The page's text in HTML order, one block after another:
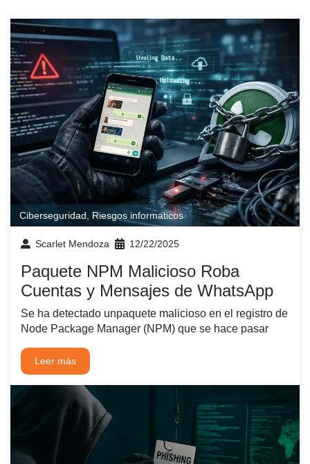
Ciberseguridad, Riesgos informaticos
Scarlet Mendoza 12/22/2025
Paquete NPM Malicioso Roba
Cuentas y Mensajes de WhatsApp
Se ha detectado unpaquete malicioso en el registro de
Node Package Manager (NPM) que se hace pasar
Leer más